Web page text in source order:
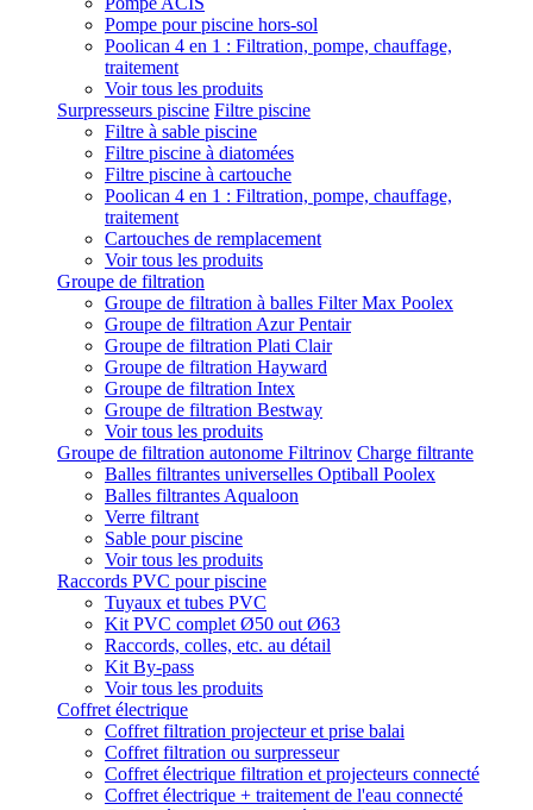
Pompe pour piscine hors-sol
Poolican 4 en 1 : Filtration, pompe, chauffage,
traitement
Voir tous les produits
Surpresseurs piscine Filtre piscine
Filtre à sable piscine
Filtre piscine à diatomées
Filtre piscine à cartouche
Poolican 4 en 1 : Filtration, pompe, chauffage,
traitement
Cartouches de remplacement
Voir tous les produits
Groupe de filtration
Groupe de filtration à balles Filter Max Poolex
Groupe de filtration Azur Pentair
Groupe de filtration Plati Clair
Groupe de filtration Hayward
Groupe de filtration Intex
Groupe de filtration Bestway
Voir tous les produits
Groupe de filtration autonome Filtrinov Charge filtrante
Balles filtrantes universelles Optiball Poolex
Balles filtrantes Aqualoon
Verre filtrant
Sable pour piscine
Voir tous les produits
Raccords PVC pour piscine
Tuyaux et tubes PVC
Kit PVC complet Ø50 out Ø63
Raccords, colles, etc. au détail
Kit By-pass
Voir tous les produits
Coffret électrique
Coffret filtration projecteur et prise balai
Coffret filtration ou surpresseur
Coffret électrique filtration et projecteurs connecté
Coffret électrique + traitement de l'eau connecté